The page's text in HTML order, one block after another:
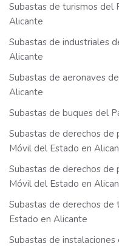
Subastas de turismos del
Alicante
Subastas de industriales
Alicante
Subastas de aeronaves
Alicante
Subastas de buques del
Subastas de derechos
Móvil del Estado en
Subastas de derechos
Móvil del Estado en
Subastas de derechos
Estado en Alicante
Subastas de